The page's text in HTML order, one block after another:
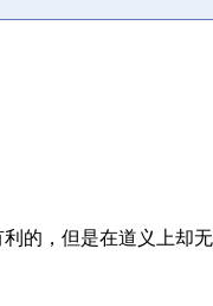
的，但是在道义上